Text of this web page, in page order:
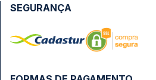
SEGURANÇA